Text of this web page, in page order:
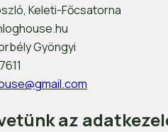
Keleti-Főcsatorna
Gyöngyi
az